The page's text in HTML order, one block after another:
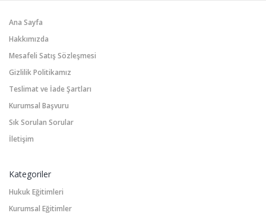
Ana Sayfa
Hakkımızda
Mesafeli Satış Sözleşmesi
Gizlilik Politikamız
Teslimat ve İade Şartları
Kurumsal Başvuru
Sık Sorulan Sorular
İletişim
Kategoriler
Hukuk Eğitimleri
Kurumsal Eğitimler